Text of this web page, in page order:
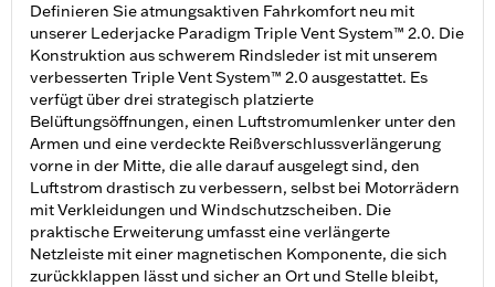
Definieren Sie atmungsaktiven Fahrkomfort neu mit
unserer Lederjacke Paradigm Triple Vent System™ 2.0. Die
Konstruktion aus schwerem Rindsleder ist mit unserem
verbesserten Triple Vent System™ 2.0 ausgestattet. Es
verfügt über drei strategisch platzierte
Belüftungsöffnungen, einen Luftstromumlenker unter den
Armen und eine verdeckte Reißverschlussverlängerung
vorne in der Mitte, die alle darauf ausgelegt sind, den
Luftstrom drastisch zu verbessern, selbst bei Motorrädern
mit Verkleidungen und Windschutzscheiben. Die
praktische Erweiterung umfasst eine verlängerte
Netzleiste mit einer magnetischen Komponente, die sich
zurückklappen lässt und sicher an Ort und Stelle bleibt,